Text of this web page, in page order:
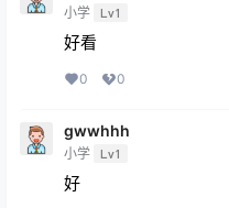
小学 Lv1
好看
0 0
gwwhhh
小学 Lv1
好